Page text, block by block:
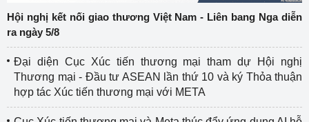
Hội nghị kết nối giao thương Việt Nam - Liên bang Nga diễn
ra ngày 5/8
Đại diện Cục Xúc tiến thương mại tham dự Hội nghị
Thương mại - Đầu tư ASEAN lần thứ 10 và ký Thỏa thuận
hợp tác Xúc tiến thương mại với META